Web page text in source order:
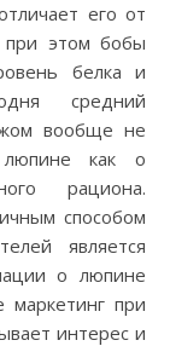
его от
этом бобы
белка и
средний
вообще не
люпине как о
рациона.
способом
является
о люпине
маркетинг при
интерес и